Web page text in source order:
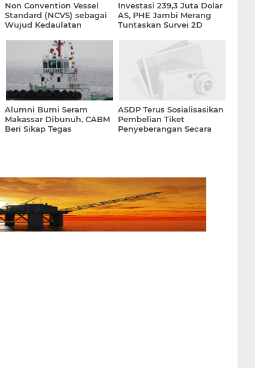
Non Convention Vessel
Standard (NCVS) sebagai
Wujud Kedaulatan
Investasi 239,3 Juta Dolar
AS, PHE Jambi Merang
Tuntaskan Survei 2D
Alumni Bumi Seram
Makassar Dibunuh, CABM
Beri Sikap Tegas
ASDP Terus Sosialisasikan
Pembelian Tiket
Penyeberangan Secara